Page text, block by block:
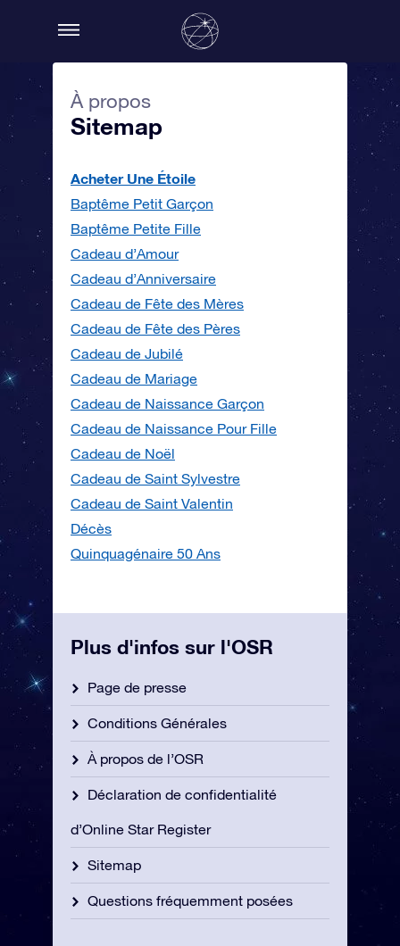
À propos
Sitemap
Acheter Une Étoile
Baptême Petit Garçon
Baptême Petite Fille
Cadeau d’Amour
Cadeau d’Anniversaire
Cadeau de Fête des Mères
Cadeau de Fête des Pères
Cadeau de Jubilé
Cadeau de Mariage
Cadeau de Naissance Garçon
Cadeau de Naissance Pour Fille
Cadeau de Noël
Cadeau de Saint Sylvestre
Cadeau de Saint Valentin
Décès
Quinquagénaire 50 Ans
Plus d'infos sur l'OSR
Page de presse
Conditions Générales
À propos de l’OSR
Déclaration de confidentialité
d’Online Star Register
Sitemap
Questions fréquemment posées